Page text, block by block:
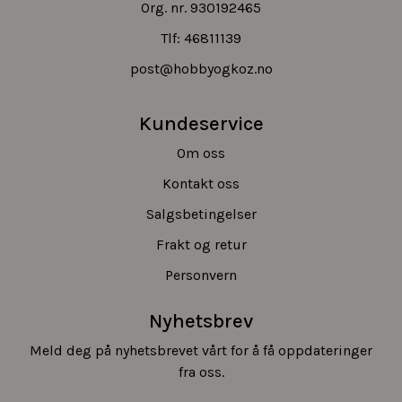
Org. nr. 930192465
Tlf: 46811139
post@hobbyogkoz.no
Kundeservice
Om oss
Kontakt oss
Salgsbetingelser
Frakt og retur
Personvern
Nyhetsbrev
Meld deg på nyhetsbrevet vårt for å få oppdateringer
fra oss.